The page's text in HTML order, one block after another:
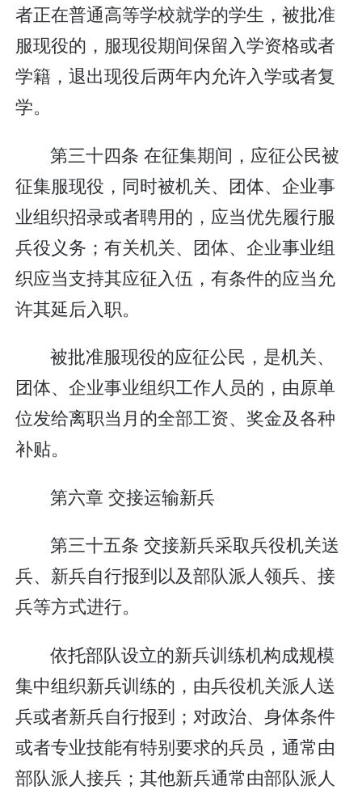
者正在普通高等学校就学的学生，被批准
服现役的，服现役期间保留入学资格或者
学籍，退出现役后两年内允许入学或者复
学。
第三十四条 在征集期间，应征公民被
征集服现役，同时被机关、团体、企业事
业组织招录或者聘用的，应当优先履行服
兵役义务；有关机关、团体、企业事业组
织应当支持其应征入伍，有条件的应当允
许其延后入职。
被批准服现役的应征公民，是机关、
团体、企业事业组织工作人员的，由原单
位发给离职当月的全部工资、奖金及各种
补贴。
第六章 交接运输新兵
第三十五条 交接新兵采取兵役机关送
兵、新兵自行报到以及部队派人领兵、接
兵等方式进行。
依托部队设立的新兵训练机构成规模
集中组织新兵训练的，由兵役机关派人送
兵或者新兵自行报到；对政治、身体条件
或者专业技能有特别要求的兵员，通常由
部队派人接兵；其他新兵通常由部队派人